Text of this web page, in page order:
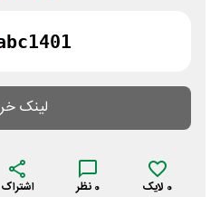
لینک
0 لایک 0 نظر اشتراک